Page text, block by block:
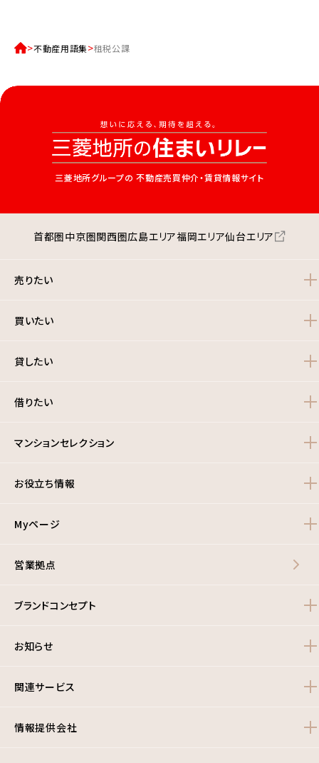
不動産用語集 租税公課
三菱地所グループの 不動産売買仲介・賃貸情報サイト
首都圏中京圏関西圏広島エリア福岡エリア仙台エリア
売りたい
買いたい
貸したい
借りたい
マンションセレクション
お役立ち情報
Myページ
営業拠点
ブランドコンセプト
お知らせ
関連サービス
情報提供会社